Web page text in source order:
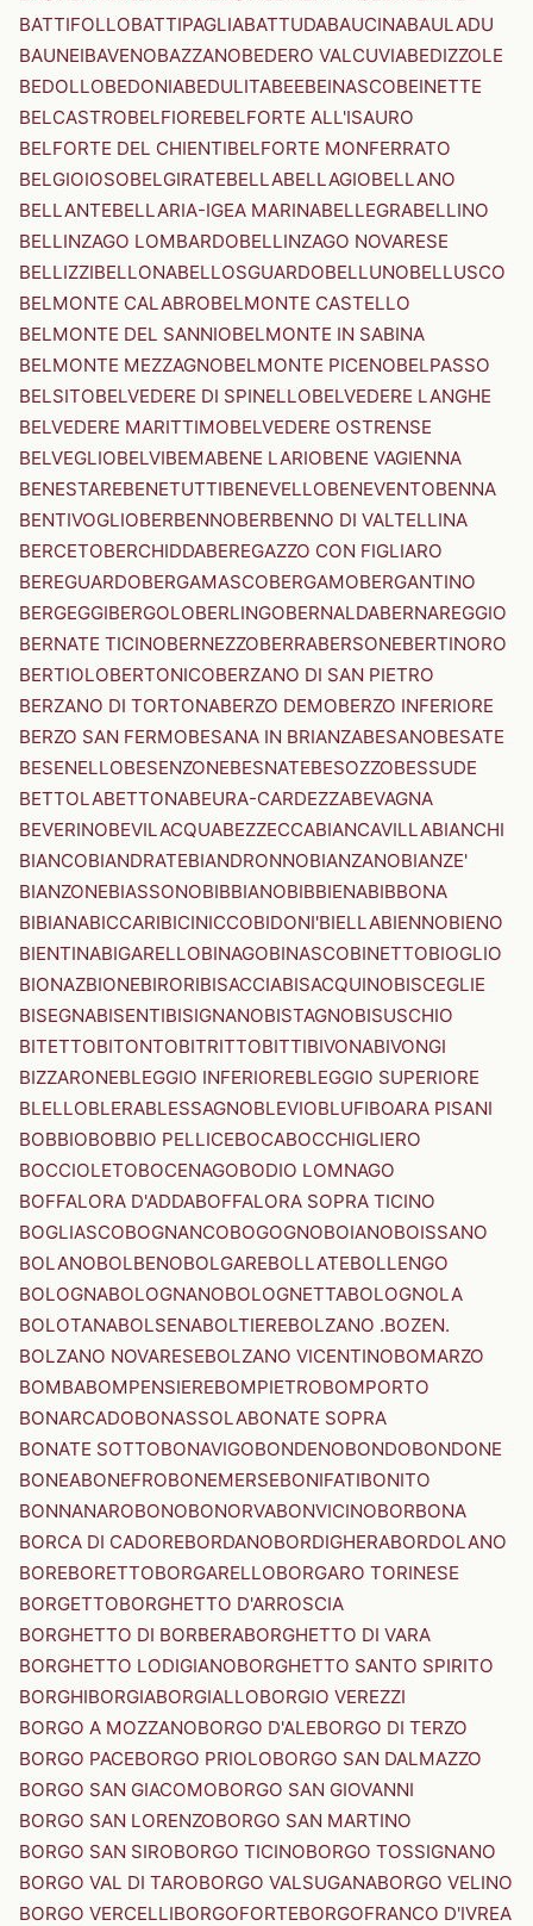
BATTIFOLLOBATTIPAGLIABATTUDABAUCINABAULADU
BAUNEIBAVENOBAZZANOBEDERO VALCUVIABEDIZZOLE
BEDOLLOBEDONIABEDULITABEEBEINASCOBEINETTE
BELCASTROBELFIOREBELFORTE ALL'ISAURO
BELFORTE DEL CHIENTIBELFORTE MONFERRATO
BELGIOIOSOBELGIRATEBELLABELLAGIOBELLANO
BELLANTEBELLARIA-IGEA MARINABELLEGRABELLINO
BELLINZAGO LOMBARDOBELLINZAGO NOVARESE
BELLIZZIBELLONABELLOSGUARDOBELLUNOBELLUSCO
BELMONTE CALABROBELMONTE CASTELLO
BELMONTE DEL SANNIOBELMONTE IN SABINA
BELMONTE MEZZAGNOBELMONTE PICENOBELPASSO
BELSITOBELVEDERE DI SPINELLOBELVEDERE LANGHE
BELVEDERE MARITTIMOBELVEDERE OSTRENSE
BELVEGLIOBELVIBEMABENE LARIOBENE VAGIENNA
BENESTAREBENETUTTIBENEVELLOBENEVENTOBENNA
BENTIVOGLIOBERBENNOBERBENNO DI VALTELLINA
BERCETOBERCHIDDABEREGAZZO CON FIGLIARO
BEREGUARDOBERGAMASCOBERGAMOBERGANTINO
BERGEGGIBERGOLOBERLINGOBERNALDABERNAREGGIO
BERNATE TICINOBERNEZZOBERRABERSONEBERTINORO
BERTIOLOBERTONICOBERZANO DI SAN PIETRO
BERZANO DI TORTONABERZO DEMOBERZO INFERIORE
BERZO SAN FERMOBESANA IN BRIANZABESANOBESATE
BESENELLOBESENZONEBESNATEBESOZZOBESSUDE
BETTOLABETTONABEURA-CARDEZZABEVAGNA
BEVERINOBEVILACQUABEZZECCABIANCAVILLABIANCHI
BIANCOBIANDRATEBIANDRONNOBIANZANOBIANZE'
BIANZONEBIASSONOBIBBIANOBIBBIENABIBBONA
BIBIANABICCARIBICINICCOBIDONI'BIELLABIENNOBIENO
BIENTINABIGARELLOBINAGOBINASCOBINETTOBIOGLIO
BIONAZBIONEBIRORIBISACCIABISACQUINOBISCEGLIE
BISEGNABISENTIBISIGNANOBISTAGNOBISUSCHIO
BITETTOBITONTOBITRITTOBITTIBIVONABIVONGI
BIZZARONEBLEGGIO INFERIOREBLEGGIO SUPERIORE
BLELLOBLERABLESSAGNOBLEVIOBLUFIBOARA PISANI
BOBBIOBOBBIO PELLICEBOCABOCCHIGLIERO
BOCCIOLETOBOCENAGOBODIO LOMNAGO
BOFFALORA D'ADDABOFFALORA SOPRA TICINO
BOGLIASCOBOGNANCOBOGOGNOBOIANOBOISSANO
BOLANOBOLBENOBOLGAREBOLLATEBOLLENGO
BOLOGNABOLOGNANOBOLOGNETTABOLOGNOLA
BOLOTANABOLSENABOLTIEREBOLZANO .BOZEN.
BOLZANO NOVARESEBOLZANO VICENTINOBOMARZO
BOMBABOMPENSIEREBOMPIETROBOMPORTO
BONARCADOBONASSOLABONATE SOPRA
BONATE SOTTOBONAVIGOBONDENOBONDOBONDONE
BONEABONEFROBONEMERSEBONIFATIBONITO
BONNANAROBONOBONORVABONVICINOBORBONA
BORCA DI CADOREBORDANOBORDIGHERABORDOLANO
BOREBORETTOBORGARELLOBORGARO TORINESE
BORGETTOBORGHETTO D'ARROSCIA
BORGHETTO DI BORBERABORGHETTO DI VARA
BORGHETTO LODIGIANOBORGHETTO SANTO SPIRITO
BORGHIBORGIABORGIALLOBORGIO VEREZZI
BORGO A MOZZANOBORGO D'ALEBORGO DI TERZO
BORGO PACEBORGO PRIOLOBORGO SAN DALMAZZO
BORGO SAN GIACOMOBORGO SAN GIOVANNI
BORGO SAN LORENZOBORGO SAN MARTINO
BORGO SAN SIROBORGO TICINOBORGO TOSSIGNANO
BORGO VAL DI TAROBORGO VALSUGANABORGO VELINO
BORGO VERCELLIBORGOFORTEBORGOFRANCO D'IVREA